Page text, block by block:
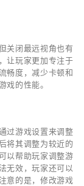
关闭最远视角也有
让玩家更加专注于
畅度，减少卡顿和
戏的性能。
过游戏设置来调整
将其调整为较近的
以帮助玩家调整游
无效，玩家还可以
意的是，修改游戏